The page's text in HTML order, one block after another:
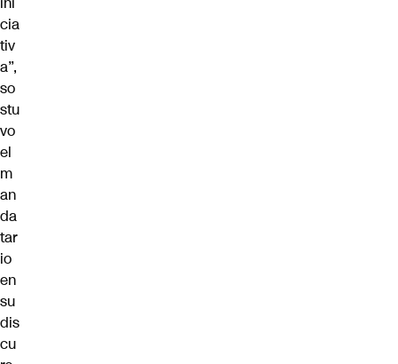
cia
tiv
a”,
so
stu
vo
el
m
an
da
tar
io
en
su
dis
cu